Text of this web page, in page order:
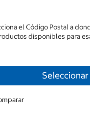
el Código Postal a
disponibles para